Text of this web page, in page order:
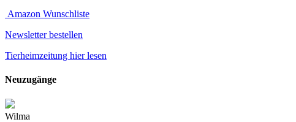
Amazon Wunschliste
Newsletter bestellen
Tierheimzeitung hier lesen
Neuzugänge
Wilma